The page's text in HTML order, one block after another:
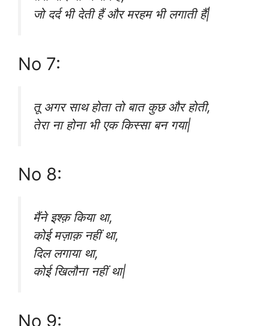
जो दर्द भी देती हैं और मरहम भी लगाती हैं|
No 7:
तू अगर साथ होता तो बात कुछ और होती,
तेरा ना होना भी एक किस्सा बन गया|
No 8:
मैंने इश्क़ किया था,
कोई मज़ाक़ नहीं था,
दिल लगाया था,
कोई खिलौना नहीं था|
No 9: